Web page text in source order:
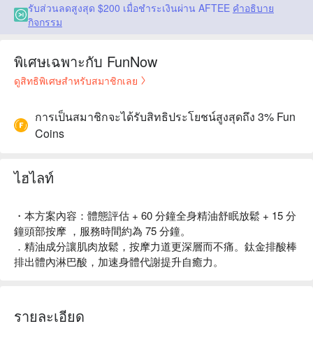
รับส่วนลดสูงสุด $200 เมื่อชำระเงินผ่าน AFTEE คำอธิบาย
กิจกรรม
พิเศษเฉพาะกับ FunNow
ดูสิทธิพิเศษสำหรับสมาชิกเลย
การเป็นสมาชิกจะได้รับสิทธิประโยชน์สูงสุดถึง 3% Fun
Coins
ไฮไลท์
・本方案內容：體態評估 + 60 分鐘全身精油舒眠放鬆 + 15 分
鐘頭部按摩 ，服務時間約為 75 分鐘。
．精油成分讓肌肉放鬆，按摩力道更深層而不痛。鈦金排酸棒
排出體內淋巴酸，加速身體代謝提升自癒力。
รายละเอียด